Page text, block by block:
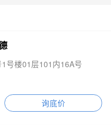
号楼01层101内16A号
询底价